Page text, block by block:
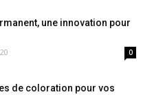
une innovation pour
0
de coloration pour vos